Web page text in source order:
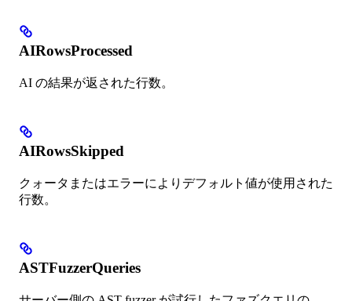
AIRowsProcessed
AI の結果が返された行数。
AIRowsSkipped
クォータまたはエラーによりデフォルト値が使用された
行数。
ASTFuzzerQueries